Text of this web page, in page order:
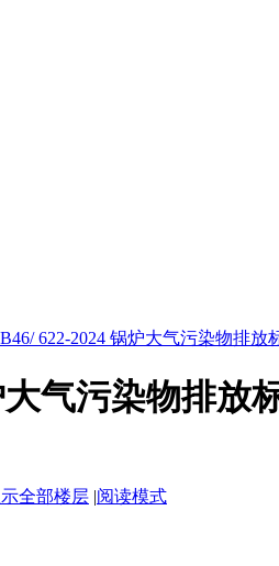
622-2024 锅炉大气污染物排放
大气污染物排放
全部楼层 |阅读模式